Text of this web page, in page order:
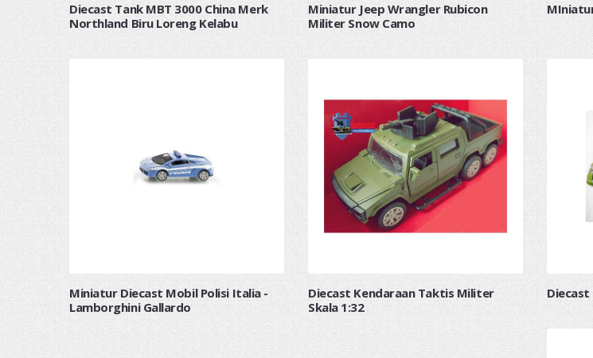
Diecast Tank MBT 3000 China Merk
Northland Biru Loreng Kelabu
Miniatur Jeep Wrangler Rubicon
Militer Snow Camo
Miniatur Diecast Mobil Polisi Italia -
Lamborghini Gallardo
Diecast Kendaraan Taktis Militer
Skala 1:32
Diecast